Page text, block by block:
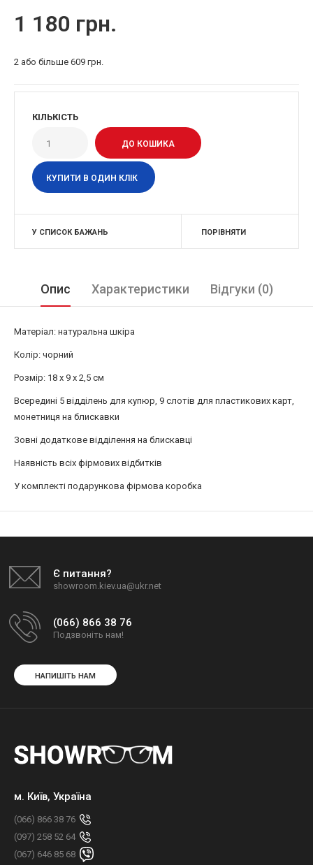
1 180 грн.
2 або більше 609 грн.
КІЛЬКІСТЬ
КУПИТИ В ОДИН КЛІК
У СПИСОК БАЖАНЬ ПОРІВНЯТИ
Опис Характеристики Відгуки (0)
Матеріал: натуральна шкіра
Колір: чорний
Розмір: 18 x 9 x 2,5 см
Всередині 5 відділень для купюр, 9 слотів для пластикових карт,
монетниця на блискавки
Зовні додаткове відділення на блискавці
Наявність всіх фірмових відбитків
У комплекті подарункова фірмова коробка
Є питання?
showroom.kiev.ua@ukr.net
(066) 866 38 76
Подзвоніть нам!
НАПИШІТЬ НАМ
м. Київ, Україна
(066) 866 38 76
(097) 258 52 64
(067) 646 85 68